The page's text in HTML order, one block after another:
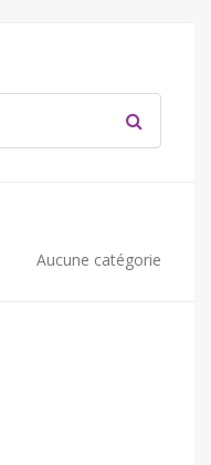
Aucune catégorie